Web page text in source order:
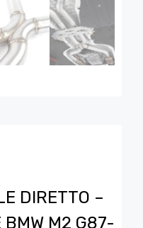
DIRETTO –
BMW M2 G87-